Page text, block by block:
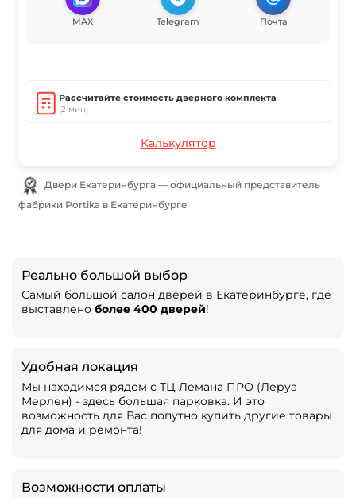
MAX Telegram Почта
Рассчитайте стоимость дверного комплекта
(2 мин)
Калькулятор
Двери Екатеринбурга — официальный представитель
фабрики Portika в Екатеринбурге
Реально большой выбор
Самый большой салон дверей в Екатеринбурге, где
выставлено более 400 дверей!
Удобная локация
Мы находимся рядом с ТЦ Лемана ПРО (Леруа
Мерлен) - здесь большая парковка. И это
возможность для Вас попутно купить другие товары
для дома и ремонта!
Возможности оплаты